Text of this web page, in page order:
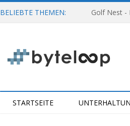
BELIEBTE THEMEN: Golf Nest -
STARTSEITE